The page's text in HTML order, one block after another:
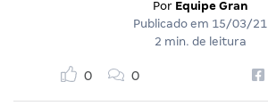
Por Equipe Gran
Publicado em 15/03/21
2 min. de leitura
0 0